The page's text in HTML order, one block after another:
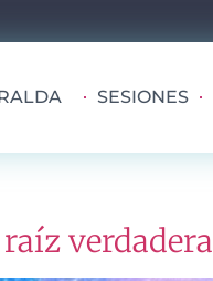
SESIONES
verdadera